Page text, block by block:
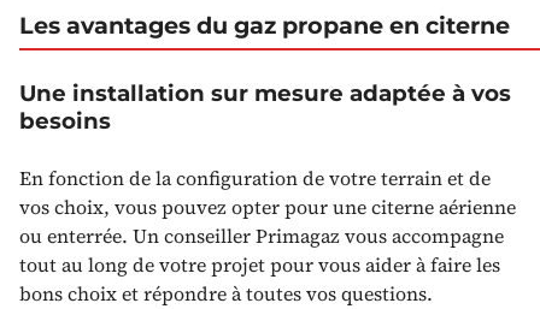
Les avantages du gaz propane en citerne
Une installation sur mesure adaptée à vos
besoins
En fonction de la configuration de votre terrain et de
vos choix, vous pouvez opter pour une citerne aérienne
ou enterrée. Un conseiller Primagaz vous accompagne
tout au long de votre projet pour vous aider à faire les
bons choix et répondre à toutes vos questions.